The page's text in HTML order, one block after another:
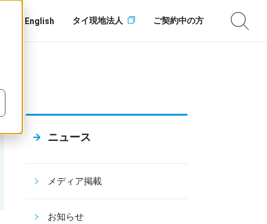
English タイ現地法人 ご契約中の方
ニュース
メディア掲載
お知らせ